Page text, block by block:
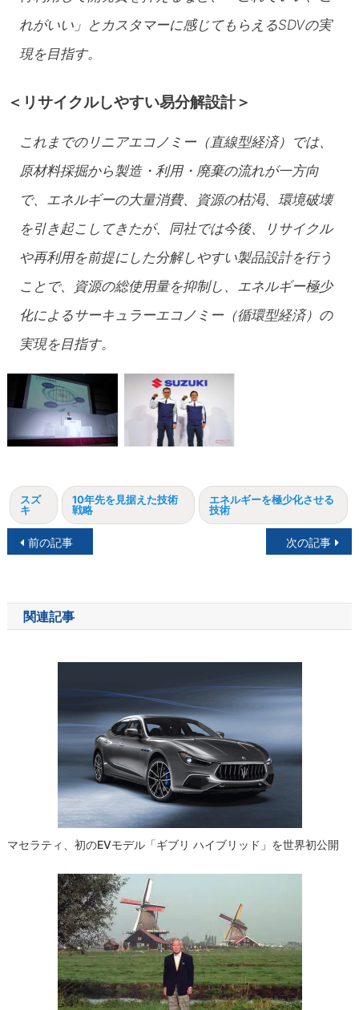
れがいい」とカスタマーに感じてもらえるSDVの実
現を目指す。
＜リサイクルしやすい易分解設計＞
これまでのリニアエコノミー（直線型経済）では、
原材料採掘から製造・利用・廃棄の流れが一方向
で、エネルギーの大量消費、資源の枯渇、環境破壊
を引き起こしてきたが、同社では今後、リサイクル
や再利用を前提にした分解しやすい製品設計を行う
ことで、資源の総使用量を抑制し、エネルギー極少
化によるサーキュラーエコノミー（循環型経済）の
実現を目指す。
スズ
キ
10年先を見据えた技術
戦略
エネルギーを極少化させる
技術
投
ナ
ビ
前の記事 次の記事
関連記事
マセラティ、初のEVモデル「ギブリ ハイブリッド」を世界初公開